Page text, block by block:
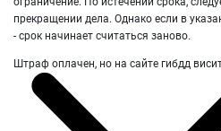
прекращении дела. Однако если в
- срок начинает считаться заново.
Штраф оплачен, но на сайте гибдд